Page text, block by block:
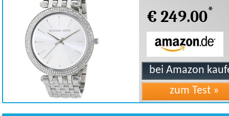
€ 249.00*